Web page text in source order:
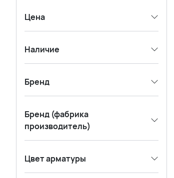
Цена
Наличие
Бренд
Бренд (фабрика
производитель)
Цвет арматуры